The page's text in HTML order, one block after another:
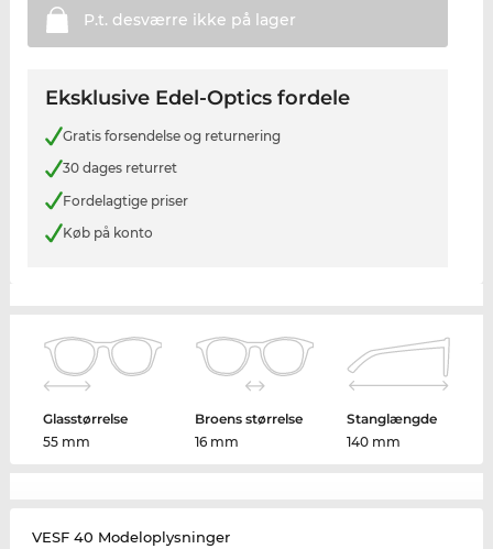
P.t. desværre ikke på lager
Eksklusive Edel-Optics fordele
Gratis forsendelse og returnering
30 dages returret
Fordelagtige priser
Køb på konto
Glasstørrelse
55 mm
Broens størrelse
16 mm
Stanglængde
140 mm
VESF 40 Modeloplysninger